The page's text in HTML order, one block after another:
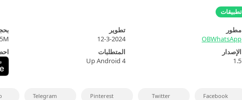
تطبيقات
مطور
OBWhatsApp
تطوير
12-3-2024
الإصدار
1.5
المتطلبات
Up Android 4
Facebook
Twitter
Pinterest
Telegram